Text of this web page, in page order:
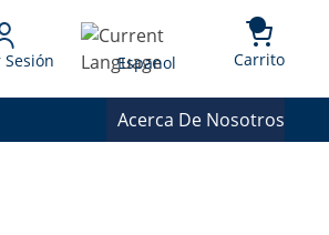
Language
Espanol Carrito{0}
Acerca De Nosotros